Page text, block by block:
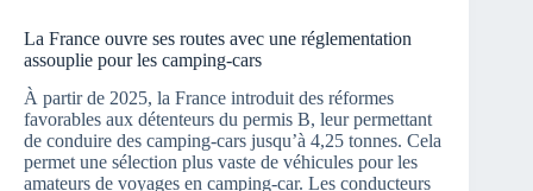
La France ouvre ses routes avec une réglementation
assouplie pour les camping-cars
À partir de 2025, la France introduit des réformes
favorables aux détenteurs du permis B, leur permettant
de conduire des camping-cars jusqu’à 4,25 tonnes. Cela
permet une sélection plus vaste de véhicules pour les
amateurs de voyages en camping-car. Les conducteurs